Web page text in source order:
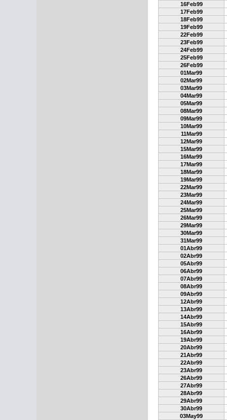
16Feb99
17Feb99
18Feb99
19Feb99
22Feb99
23Feb99
24Feb99
25Feb99
26Feb99
01Mar99
02Mar99
03Mar99
04Mar99
05Mar99
08Mar99
09Mar99
10Mar99
11Mar99
12Mar99
15Mar99
16Mar99
17Mar99
18Mar99
19Mar99
22Mar99
23Mar99
24Mar99
25Mar99
26Mar99
29Mar99
30Mar99
31Mar99
01Abr99
02Abr99
05Abr99
06Abr99
07Abr99
08Abr99
09Abr99
12Abr99
13Abr99
14Abr99
15Abr99
16Abr99
19Abr99
20Abr99
21Abr99
22Abr99
23Abr99
26Abr99
27Abr99
28Abr99
29Abr99
30Abr99
03May99